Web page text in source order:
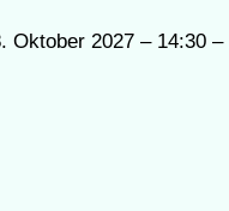
Oktober 2027 – 14:30 –